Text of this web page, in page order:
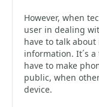
However, when
user in dealing
have to talk
information. It´s
have to make
public, when
device.